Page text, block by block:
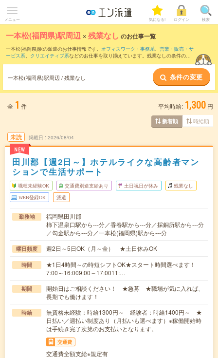
メニュー 気になる! ログイン 検索
一本松(福岡県)駅周辺 ×残業なし のお仕事一覧
一本松(福岡県)駅の派遣のお仕事情報です。 オフィスワーク・事務系、 営業・販売・サ
ービス系、 クリエイティブ系などのお仕事を取り揃えています。残業なしの条件の他
一本松(福岡県)駅周辺 / 残業なし 条件の変更
全 1 件 平均時給: 1,300 円
新着順 時給順
未読
NEW
掲載日 2026/08/04
田川郡【週2日～】ホテルライクな高齢者マン
ションで生活サポート
職種未経験OK 交通費別途支給あり 土日祝日が休み 残業なし
WEB登録OK 派遣
勤務地
福岡県田川郡
柿下温泉口駅から---分／香春駅から---分／採銅所駅から---分
／勾金駅から---分／一本松(福岡県)駅から---分
曜日頻度 週2日～5日OK（月～金） ★土日休みOK
時間
★1日4時間～の時短シフトOK★スタート時間選べます！
7:00～16:009:00～17:0011:…
期間
開始日はご相談ください！ ★急募 ★職場が気に入れば、
長期でも働けます！
時給
無資格未経験：時給1300円～ 経験者：時給1400円～ ★
日払い／週払い制度あり（月払いも選べます）※稼働開始時
は手続き完了次第のお支払いとなります。
交通費
交通費全額支給※規定有